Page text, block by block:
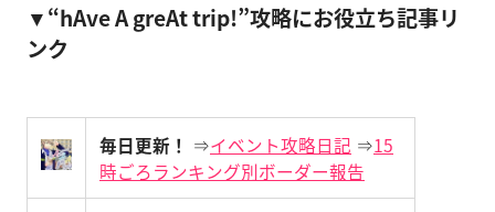
▼“hAve A greAt trip!”攻略にお役立ち記事リ
ンク
毎日更新！ ⇒イベント攻略日記 ⇒15
時ごろランキング別ボーダー報告